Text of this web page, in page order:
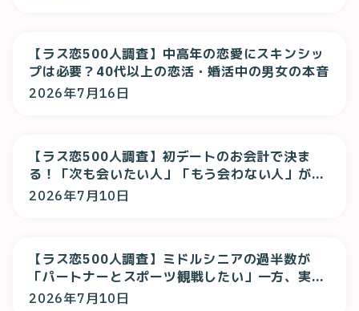
【ラス恋500人調査】中高年の恋愛にスキンシッ
プは必要？40代以上の恋活・婚活中の男女の本音
2026年7月16日
【ラス恋500人調査】初デートのお会計で決ま
る！「次も会いたい人」「もう会わない人」が判
明
2026年7月10日
【ラス恋500人調査】ミドルシニアの過半数が
「パートナーとスポーツ観戦したい」一方、実際
は「一人で観る」が最多に
2026年7月10日